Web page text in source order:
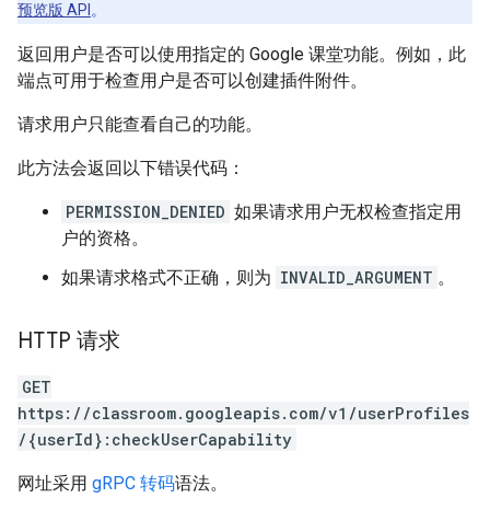
预览版 API 。
返回用户是否可以使用指定的 Google 课堂功能。例如，此
端点可用于检查用户是否可以创建插件附件。
请求用户只能查看自己的功能。
此方法会返回以下错误代码：
PERMISSION_DENIED 如果请求用户无权检查指定用
户的资格。
如果请求格式不正确，则为 INVALID_ARGUMENT 。
HTTP 请求
GET
https://classroom.googleapis.com/v1/userProfiles
/{userId}:checkUserCapability
网址采用 gRPC 转码语法。